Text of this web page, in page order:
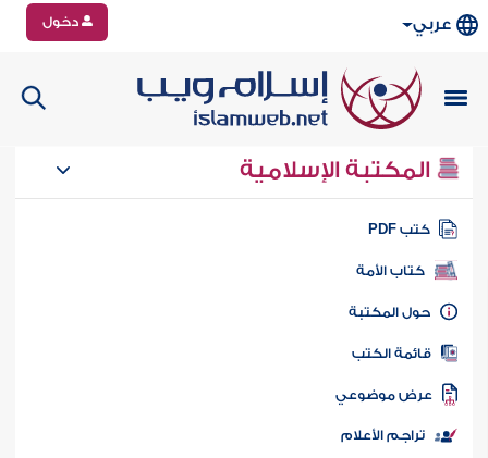
عربي دخول
المكتبة الإسلامية
كتب PDF
كتاب الأمة
المكتبة
الكتب
موضوعي